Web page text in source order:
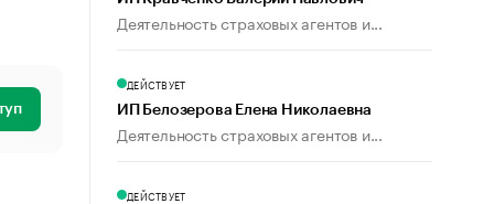
Деятельность страховых агентов и...
ДЕЙСТВУЕТ
ИП Белозерова Елена Николаевна
Деятельность страховых агентов и...
ДЕЙСТВУЕТ